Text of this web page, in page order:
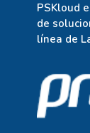
PSKloud
de
línea de